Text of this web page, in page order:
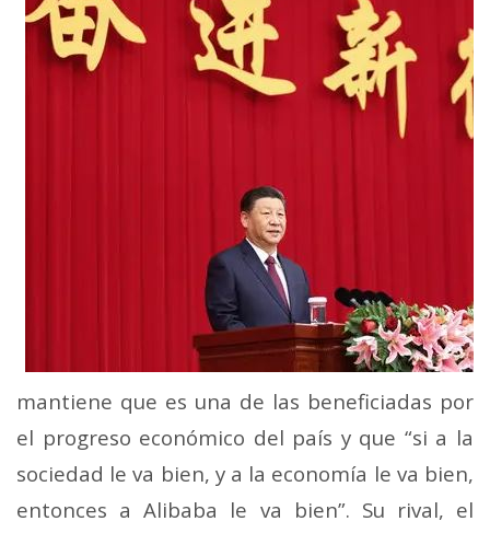
mantiene que es una de las beneficiadas por
el progreso económico del país y que “si a la
sociedad le va bien, y a la economía le va bien,
entonces a Alibaba le va bien”. Su rival, el